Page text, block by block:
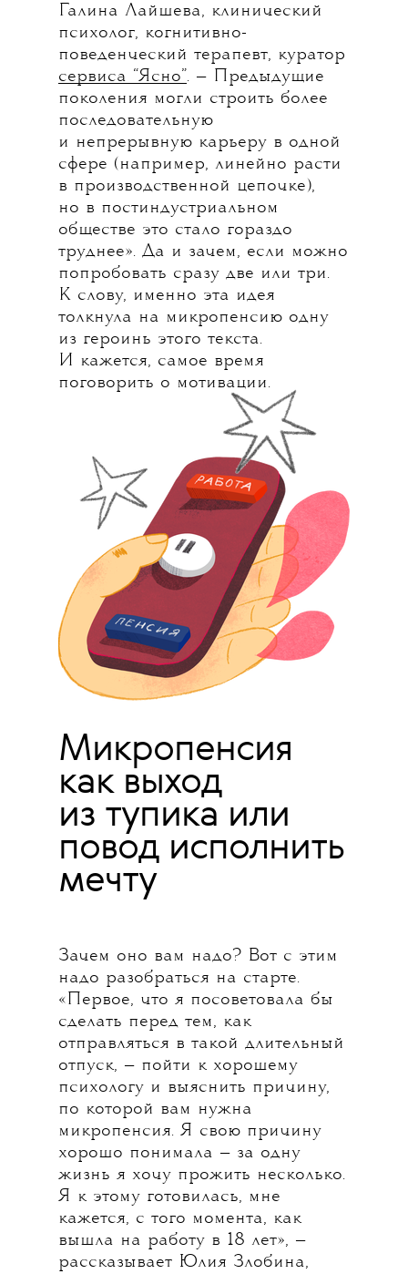
Галина Лайшева, клинический
психолог, когнитивно-
поведенческий терапевт, куратор
сервиса “Ясно”. — Предыдущие
поколения могли строить более
последовательную
и непрерывную карьеру в одной
сфере (например, линейно расти
в производственной цепочке),
но в постиндустриальном
обществе это стало гораздо
труднее». Да и зачем, если можно
попробовать сразу две или три.
К слову, именно эта идея
толкнула на микропенсию одну
из героинь этого текста.
И кажется, самое время
поговорить о мотивации.
Микропенсия
как выход
из тупика или
повод исполнить
мечту
Зачем оно вам надо? Вот с этим
надо разобраться на старте.
«Первое, что я посоветовала бы
сделать перед тем, как
отправляться в такой длительный
отпуск, — пойти к хорошему
психологу и выяснить причину,
по которой вам нужна
микропенсия. Я свою причину
хорошо понимала — за одну
жизнь я хочу прожить несколько.
Я к этому готовилась, мне
кажется, с того момента, как
вышла на работу в 18 лет», —
рассказывает Юлия Злобина,